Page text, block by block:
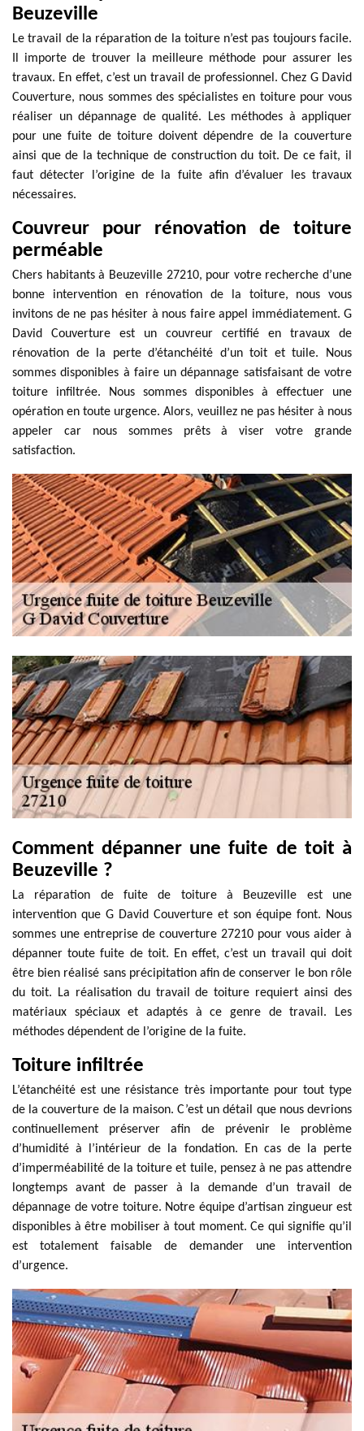
Beuzeville
Le travail de la réparation de la toiture n’est pas toujours facile.
Il importe de trouver la meilleure méthode pour assurer les
travaux. En effet, c’est un travail de professionnel. Chez G David
Couverture, nous sommes des spécialistes en toiture pour vous
réaliser un dépannage de qualité. Les méthodes à appliquer
pour une fuite de toiture doivent dépendre de la couverture
ainsi que de la technique de construction du toit. De ce fait, il
faut détecter l’origine de la fuite afin d’évaluer les travaux
nécessaires.
Couvreur pour rénovation de toiture
perméable
Chers habitants à Beuzeville 27210, pour votre recherche d’une
bonne intervention en rénovation de la toiture, nous vous
invitons de ne pas hésiter à nous faire appel immédiatement. G
David Couverture est un couvreur certifié en travaux de
rénovation de la perte d’étanchéité d’un toit et tuile. Nous
sommes disponibles à faire un dépannage satisfaisant de votre
toiture infiltrée. Nous sommes disponibles à effectuer une
opération en toute urgence. Alors, veuillez ne pas hésiter à nous
appeler car nous sommes prêts à viser votre grande
satisfaction.
Comment dépanner une fuite de toit à
Beuzeville ?
La réparation de fuite de toiture à Beuzeville est une
intervention que G David Couverture et son équipe font. Nous
sommes une entreprise de couverture 27210 pour vous aider à
dépanner toute fuite de toit. En effet, c’est un travail qui doit
être bien réalisé sans précipitation afin de conserver le bon rôle
du toit. La réalisation du travail de toiture requiert ainsi des
matériaux spéciaux et adaptés à ce genre de travail. Les
méthodes dépendent de l’origine de la fuite.
Toiture infiltrée
L’étanchéité est une résistance très importante pour tout type
de la couverture de la maison. C’est un détail que nous devrions
continuellement préserver afin de prévenir le problème
d’humidité à l’intérieur de la fondation. En cas de la perte
d’imperméabilité de la toiture et tuile, pensez à ne pas attendre
longtemps avant de passer à la demande d’un travail de
dépannage de votre toiture. Notre équipe d’artisan zingueur est
disponibles à être mobiliser à tout moment. Ce qui signifie qu’il
est totalement faisable de demander une intervention
d’urgence.